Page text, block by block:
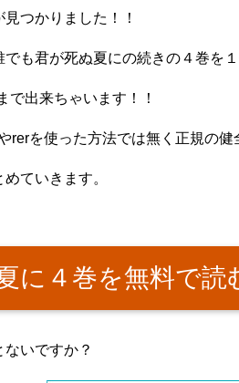
つかりました！！
も君が死ぬ夏にの続きの４巻を
で出来ちゃいます！！
rerを使った方法では無く正規の
ていきます。
に４巻を無料で読
いですか？